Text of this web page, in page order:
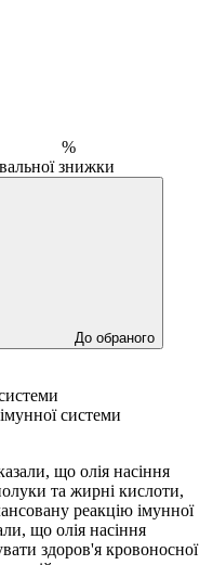
%
знижки
До обраного
системи
що олія насіння
та жирні кислоти,
реакцію імунної
що олія насіння
здоров'я кровоносної